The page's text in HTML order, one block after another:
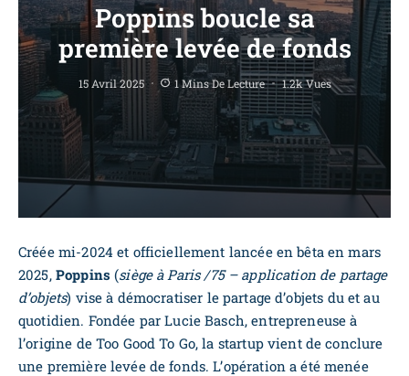
Poppins boucle sa
première levée de fonds
15 Avril 2025 1 Mins De Lecture 1.2k Vues
Créée mi-2024 et officiellement lancée en bêta en mars
2025, Poppins (siège à Paris /75 – application de partage
d’objets) vise à démocratiser le partage d’objets du et au
quotidien. Fondée par Lucie Basch, entrepreneuse à
l’origine de Too Good To Go, la startup vient de conclure
une première levée de fonds. L’opération a été menée